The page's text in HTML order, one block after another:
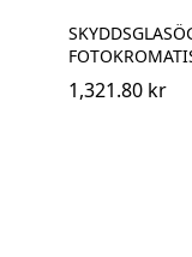
1,321.80 kr